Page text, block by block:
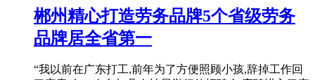
郴州精心打造劳务品牌5个省级劳务
品牌居全省第一
“我以前在广东打工,前年为了方便照顾小孩,辞掉工作回